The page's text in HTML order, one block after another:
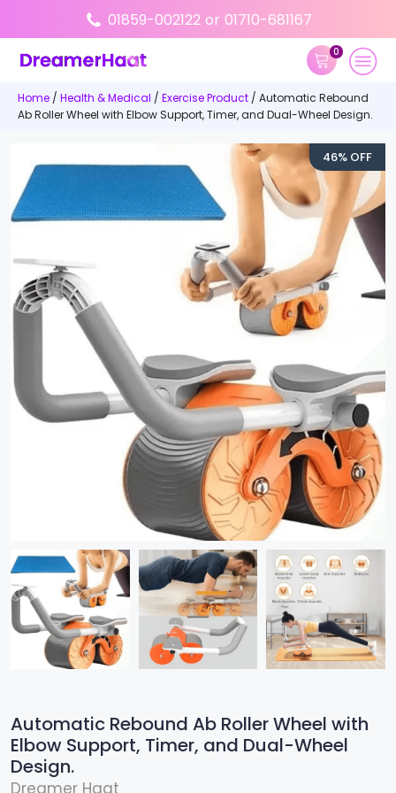
01859-002122 or 01710-681167
0
Home / Health & Medical / Exercise Product / Automatic Rebound
Ab Roller Wheel with Elbow Support, Timer, and Dual-Wheel Design.
46% OFF
Automatic Rebound Ab Roller Wheel with
Elbow Support, Timer, and Dual-Wheel
Design.